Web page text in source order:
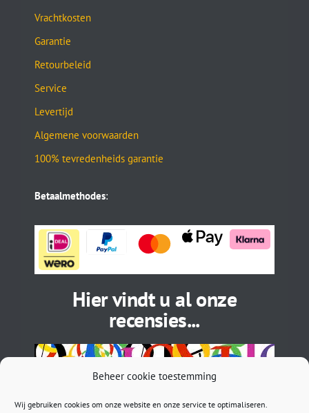
Beheer cookie toestemming
Wij gebruiken cookies om onze website en onze service te optimaliseren.
Vrachtkosten
Garantie
Retourbeleid
Service
Levertijd
Algemene voorwaarden
100% tevredenheids garantie
Betaalmethodes:
Hier vindt u al onze
recensies...